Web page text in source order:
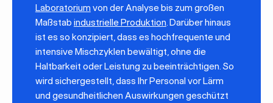
Laboratorium von der Analyse bis zum großen
Maßstab industrielle Produktion. Darüber hinaus
ist es so konzipiert, dass es hochfrequente und
intensive Mischzyklen bewältigt, ohne die
Haltbarkeit oder Leistung zu beeinträchtigen. So
wird sichergestellt, dass Ihr Personal vor Lärm
und gesundheitlichen Auswirkungen geschützt